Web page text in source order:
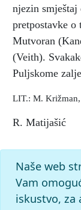
njezin smještaj
pretpostavke
Mutvoran
(Veith).
Puljskome
LIT.: M.
R. Matijašić
Citiranje:
Leksikografski
7.8.2026.
Naše web
Vam
iskustvo,